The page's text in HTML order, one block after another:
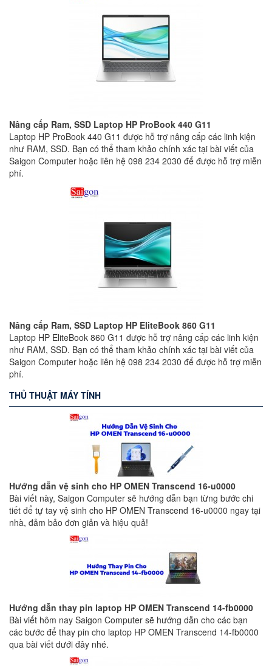
Nâng cấp Ram, SSD Laptop HP ProBook 440 G11
Laptop HP ProBook 440 G11 được hỗ trợ nâng cấp các linh kiện
như RAM, SSD. Bạn có thể tham khảo chính xác tại bài viết của
Saigon Computer hoặc liên hệ 098 234 2030 để được hỗ trợ miễn
phí.
Nâng cấp Ram, SSD Laptop HP EliteBook 860 G11
Laptop HP EliteBook 860 G11 được hỗ trợ nâng cấp các linh kiện
như RAM, SSD. Bạn có thể tham khảo chính xác tại bài viết của
Saigon Computer hoặc liên hệ 098 234 2030 để được hỗ trợ miễn
phí.
THỦ THUẬT MÁY TÍNH
Hướng dẫn vệ sinh cho HP OMEN Transcend 16-u0000
Bài viết này, Saigon Computer sẽ hướng dẫn bạn từng bước chi
tiết để tự tay vệ sinh cho HP OMEN Transcend 16-u0000 ngay tại
nhà, đảm bảo đơn giản và hiệu quả!
Hướng dẫn thay pin laptop HP OMEN Transcend 14-fb0000
Bài viết hôm nay Saigon Computer sẽ hướng dẫn cho các bạn
các bước để thay pin cho laptop HP OMEN Transcend 14-fb0000
qua bài viết dưới đây nhé.